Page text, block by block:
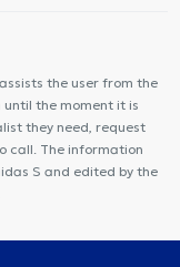
the user from the
the moment it is
they need, request
call. The information
S and edited by the